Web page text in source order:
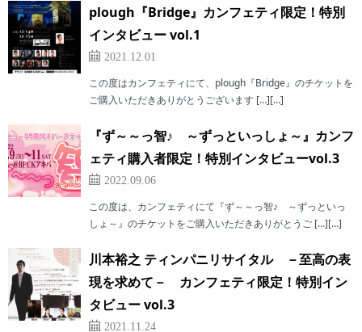
plough『Bridge』カンフェティ限定！特別
インタビュー vol.1
2021.12.01
この度はカンフェティにて、plough『Bridge』のチケットを
ご購入いただきありがとうございます […][…]
『ず～～っ智♪ ～ずっといっしょ～』カンフ
ェティ購入者限定！特別インタビューvol.3
2022.09.06
この度は、カンフェティにて『ず～～っ智♪ ～ずっといっ
しょ～』のチケットをご購入いただきありがとうご […][…]
川本裕之 ティンパニリサイタル －至高の表
現を求めて－ カンフェティ限定！特別イン
タビュー vol.3
2021.11.24